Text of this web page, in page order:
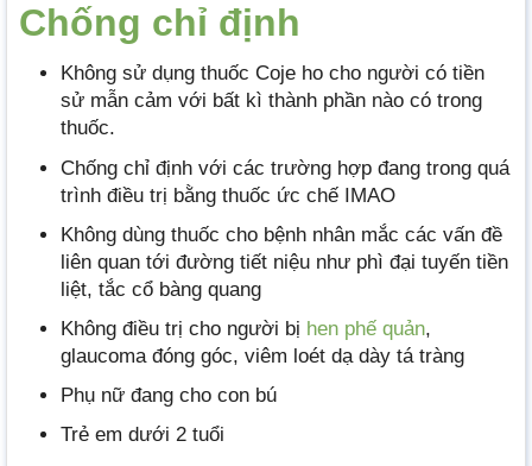
Chống chỉ định
Không sử dụng thuốc Coje ho cho người có tiền
sử mẫn cảm với bất kì thành phần nào có trong
thuốc.
Chống chỉ định với các trường hợp đang trong quá
trình điều trị bằng thuốc ức chế IMAO
Không dùng thuốc cho bệnh nhân mắc các vấn đề
liên quan tới đường tiết niệu như phì đại tuyến tiền
liệt, tắc cổ bàng quang
Không điều trị cho người bị hen phế quản,
glaucoma đóng góc, viêm loét dạ dày tá tràng
Phụ nữ đang cho con bú
Trẻ em dưới 2 tuổi